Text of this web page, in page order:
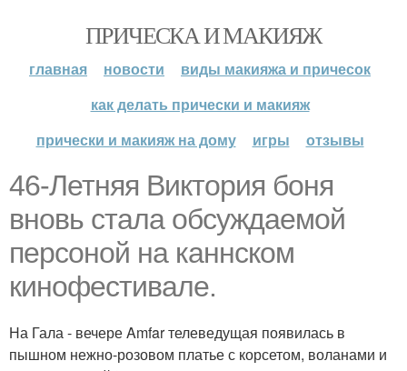
ПРИЧЕСКА И МАКИЯЖ
главная новости
виды макияжа и причесок
как делать прически и макияж
прически и макияж на дому
игры отзывы
46-Летняя Виктория боня
вновь стала обсуждаемой
персоной на каннском
кинофестивале.
На Гала - вечере Amfar телеведущая появилась в
пышном нежно-розовом платье с корсетом, воланами и